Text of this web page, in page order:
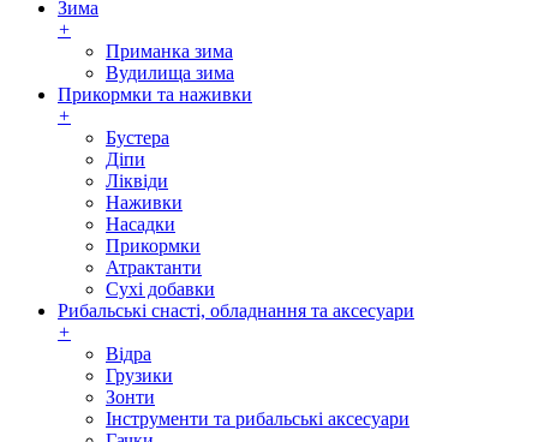
Зима
+
Приманка зима
Вудилища зима
Прикормки та наживки
+
Бустера
Діпи
Ліквіди
Наживки
Насадки
Прикормки
Атрактанти
Сухі добавки
Рибальські снасті, обладнання та аксесуари
+
Відра
Грузики
Зонти
Інструменти та рибальські аксесуари